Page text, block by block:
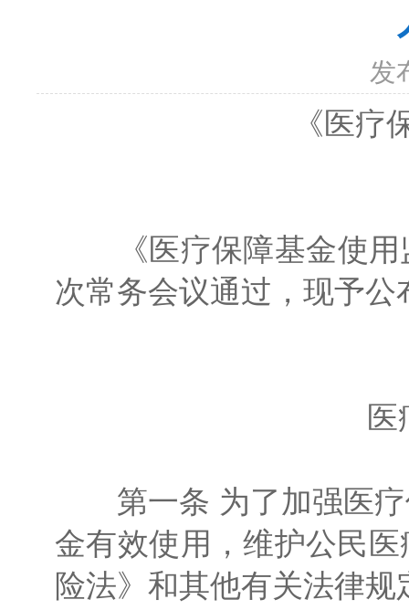
发
《医疗
《医疗保障基金使用监
次常务会议通过，现予公
第一条 为了加强医疗
金有效使用，维护公民
险法》和其他有关法律